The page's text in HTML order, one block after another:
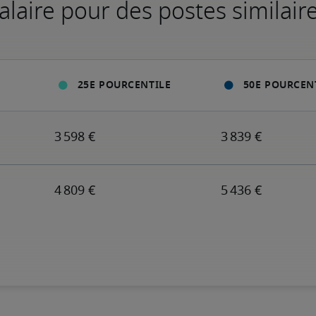
pour des postes